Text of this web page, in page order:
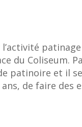
du Coliseum.
patinoire et il
de faire des